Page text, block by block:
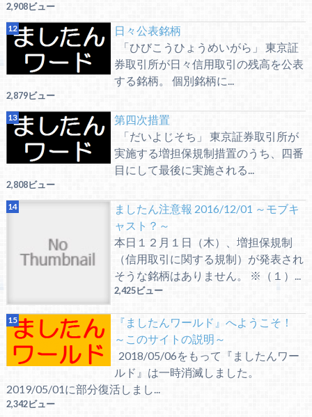
2,908ビュー
日々公表銘柄
「ひびこうひょうめいがら」 東京証
券取引所が日々信用取引の残高を公表
する銘柄。 個別銘柄に...
2,879ビュー
第四次措置
「だいよじそち」 東京証券取引所が
実施する増担保規制措置のうち、四番
目にして最後に実施される...
2,808ビュー
ましたん注意報 2016/12/01 ～モブキ
ャスト？～
本日１２月１日（木）、増担保規制
（信用取引に関する規制）が発表され
そうな銘柄はありません。 ※（１）...
2,425ビュー
『ましたんワールド』へようこそ！
～このサイトの説明～
2018/05/06をもって『ましたんワー
ルド』は一時消滅しました。
2019/05/01に部分復活しまし...
2,342ビュー